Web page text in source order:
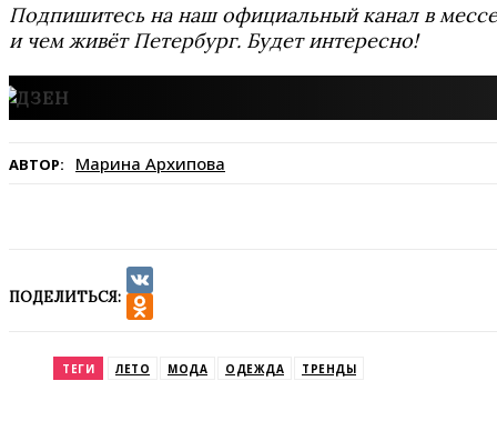
Подпишитесь на наш официальный канал в
и чем живёт Петербург. Будет интересно!
АВТОР: Марина Архипова
ПОДЕЛИТЬСЯ:
VK
ТЕГИ ЛЕТО МОДА ОДЕЖДА ТРЕНДЫ